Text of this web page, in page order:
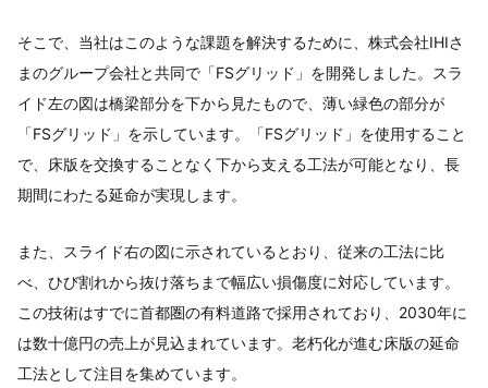
そこで、当社はこのような課題を解決するために、株式会社IHIさ
まのグループ会社と共同で「FSグリッド」を開発しました。スラ
イド左の図は橋梁部分を下から見たもので、薄い緑色の部分が
「FSグリッド」を示しています。「FSグリッド」を使用すること
で、床版を交換することなく下から支える工法が可能となり、長
期間にわたる延命が実現します。
また、スライド右の図に示されているとおり、従来の工法に比
べ、ひび割れから抜け落ちまで幅広い損傷度に対応しています。
この技術はすでに首都圏の有料道路で採用されており、2030年に
は数十億円の売上が見込まれています。老朽化が進む床版の延命
工法として注目を集めています。